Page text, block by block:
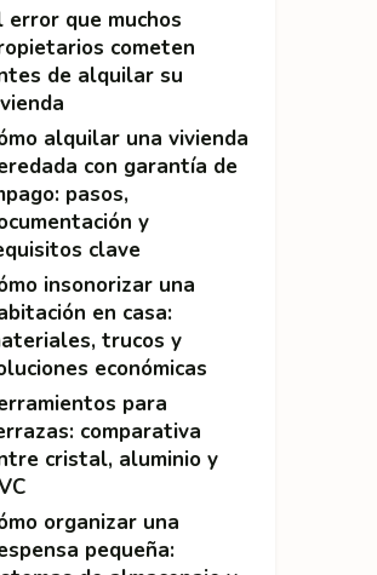
error que muchos
cometen
de alquilar su
alquilar una vivienda
con garantía de
pasos,
y
clave
insonorizar una
en casa:
trucos y
económicas
para
comparativa
cristal, aluminio y
organizar una
pequeña: